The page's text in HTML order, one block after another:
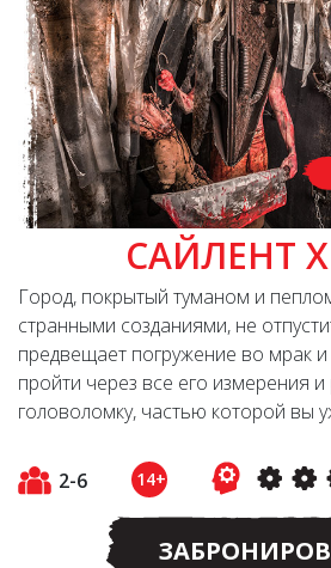
САЙЛЕНТ
Город, покрытый туманом и
странными созданиями, не
предвещает погружение во мрак и
пройти через все его измерения и
головоломку, частью которой вы
2-6 14+